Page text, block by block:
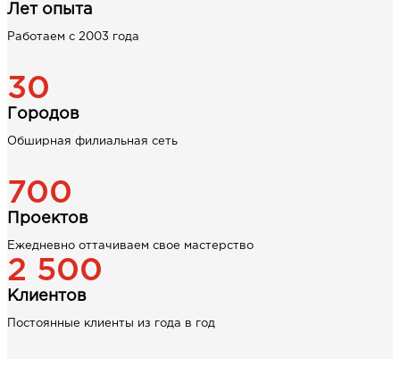
Лет опыта
Работаем с 2003 года
30
Городов
Обширная филиальная сеть
700
Проектов
Ежедневно оттачиваем свое мастерство
2 500
Клиентов
Постоянные клиенты из года в год